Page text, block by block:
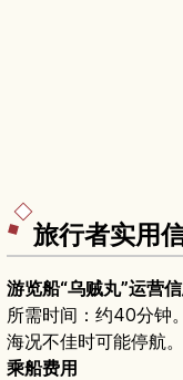
旅行者实用
游览船“乌贼丸”运营
所需时间：约40分钟。
海况不佳时可能停航。
乘船费用